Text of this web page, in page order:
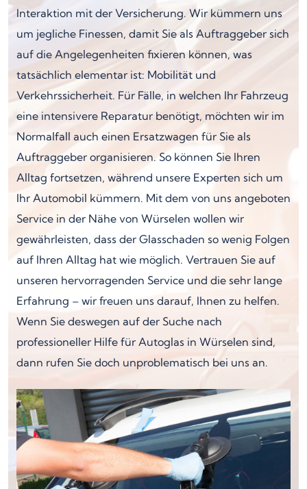
Interaktion mit der Versicherung. Wir kümmern uns
um jegliche Finessen, damit Sie als Auftraggeber sich
auf die Angelegenheiten fixieren können, was
tatsächlich elementar ist: Mobilität und
Verkehrssicherheit. Für Fälle, in welchen Ihr Fahrzeug
eine intensivere Reparatur benötigt, möchten wir im
Normalfall auch einen Ersatzwagen für Sie als
Auftraggeber organisieren. So können Sie Ihren
Alltag fortsetzen, während unsere Experten sich um
Ihr Automobil kümmern. Mit dem von uns angeboten
Service in der Nähe von Würselen wollen wir
gewährleisten, dass der Glasschaden so wenig Folgen
auf Ihren Alltag hat wie möglich. Vertrauen Sie auf
unseren hervorragenden Service und die sehr lange
Erfahrung – wir freuen uns darauf, Ihnen zu helfen.
Wenn Sie deswegen auf der Suche nach
professioneller Hilfe für Autoglas in Würselen sind,
dann rufen Sie doch unproblematisch bei uns an.